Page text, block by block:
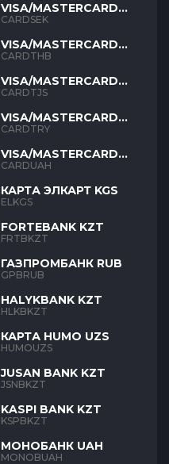
VISA/MASTERCARD
SEK
CARDSEK
VISA/MASTERCARD
THB
CARDTHB
VISA/MASTERCARD
TJS
CARDTJS
VISA/MASTERCARD
TYR
CARDTRY
VISA/MASTERCARD
UAH
CARDUAH
КАРТА ЭЛКАРТ KGS
ELKGS
FORTEBANK KZT
FRTBKZT
ГАЗПРОМБАНК RUB
GPBRUB
HALYKBANK KZT
HLKBKZT
КАРТА HUMO UZS
HUMOUZS
JUSAN BANK KZT
JSNBKZT
KASPI BANK KZT
KSPBKZT
МОНОБАНК UAH
MONOBUAH